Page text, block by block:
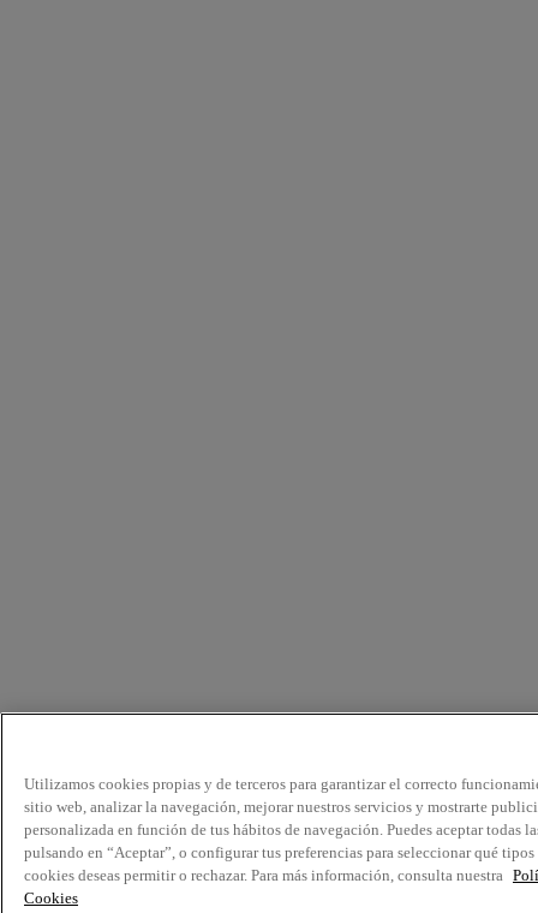
Utilizamos cookies propias y de terceros para garantizar el correcto
sitio web, analizar la navegación, mejorar nuestros servicios y mostrarte
personalizada en función de tus hábitos de navegación. Puedes aceptar todas
pulsando en “Aceptar”, o configurar tus preferencias para seleccionar qué tipos
cookies deseas permitir o rechazar. Para más información, consulta nuestra
Cookies